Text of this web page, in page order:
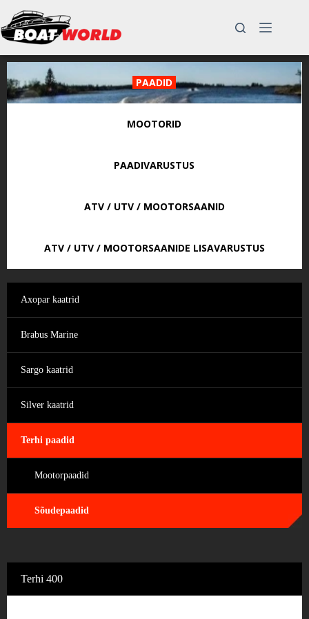
content
PAADID
MOOTORID
PAADIVARUSTUS
ATV / UTV / MOOTORSAANID
ATV / UTV / MOOTORSAANIDE LISAVARUSTUS
Terhi 400
Axopar kaatrid
Brabus Marine
Sargo kaatrid
Silver kaatrid
Terhi paadid
Mootorpaadid
Sõudepaadid